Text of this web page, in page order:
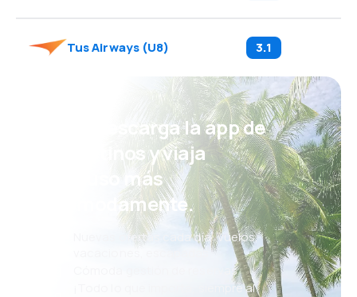
Tus Airways(U8) 3.1
¡Eh! Descarga la app de
eDestinos y viaja
incluso más
cómodamente.
Nuevas ofertas cada día: vuelos,
vacaciones, escapadas
Cómoda gestión de reservas
¡Todo lo que importa, siempre al